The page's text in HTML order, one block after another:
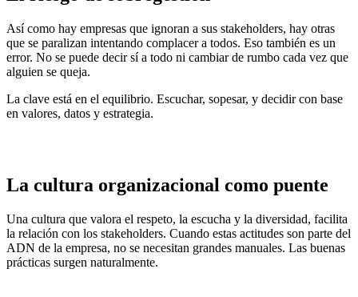
Así como hay empresas que ignoran a sus stakeholders, hay otras
que se paralizan intentando complacer a todos. Eso también es un
error. No se puede decir sí a todo ni cambiar de rumbo cada vez que
alguien se queja.
La clave está en el equilibrio. Escuchar, sopesar, y decidir con base
en valores, datos y estrategia.
La cultura organizacional como puente
Una cultura que valora el respeto, la escucha y la diversidad, facilita
la relación con los stakeholders. Cuando estas actitudes son parte del
ADN de la empresa, no se necesitan grandes manuales. Las buenas
prácticas surgen naturalmente.